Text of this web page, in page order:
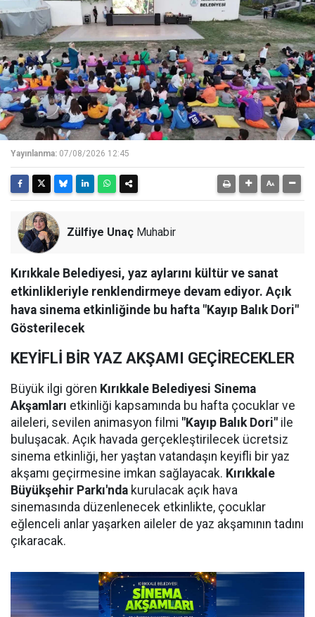
Yayınlanma: 07/08/2026 12:45
Zülfiye Unaç Muhabir
Kırıkkale Belediyesi, yaz aylarını kültür ve sanat
etkinlikleriyle renklendirmeye devam ediyor. Açık
hava sinema etkinliğinde bu hafta "Kayıp Balık Dori"
Gösterilecek
KEYİFLİ BİR YAZ AKŞAMI GEÇİRECEKLER
Büyük ilgi gören Kırıkkale Belediyesi Sinema
Akşamları etkinliği kapsamında bu hafta çocuklar ve
aileleri, sevilen animasyon filmi "Kayıp Balık Dori" ile
buluşacak. Açık havada gerçekleştirilecek ücretsiz
sinema etkinliği, her yaştan vatandaşın keyifli bir yaz
akşamı geçirmesine imkan sağlayacak. Kırıkkale
Büyükşehir Parkı'nda kurulacak açık hava
sinemasında düzenlenecek etkinlikte, çocuklar
eğlenceli anlar yaşarken aileler de yaz akşamının tadını
çıkaracak.